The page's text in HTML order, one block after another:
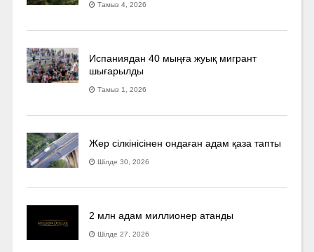
Тамыз 4, 2026
Испаниядан 40 мыңға жуық мигрант
шығарылды
Тамыз 1, 2026
Жер сілкінісінен ондаған адам қаза тапты
Шілде 30, 2026
2 млн адам миллионер атанды
Шілде 27, 2026